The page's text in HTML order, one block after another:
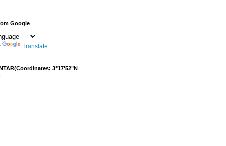
Google
Translate
3°17'52"N